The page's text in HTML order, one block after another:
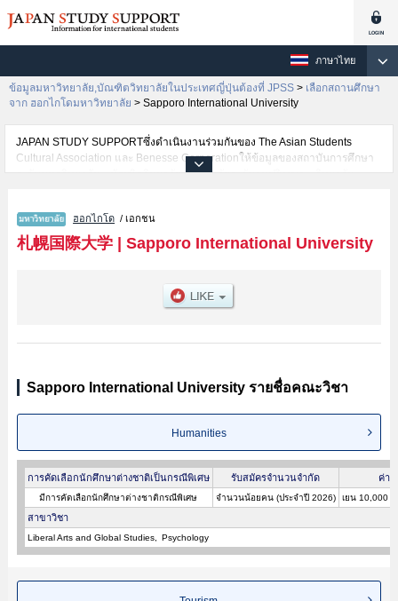
ภาษาไทย
ข้อมูลมหาวิทยาลัย,บัณฑิตวิทยาลัยในประเทศญี่ปุ่นต้องที่ JPSS > เลือกสถานศึกษา
จาก ฮอกไกโดมหาวิทยาลัย > Sapporo International University
JAPAN STUDY SUPPORTซึ่งดำเนินงานร่วมกันของ The Asian Students
Cultural Association และ Benesse Corporationให้ข้อมูลของสถาบันการศึกษา
ระดับมหาวิทยาลัย・บัณฑิตวิทยาลัย・วิทยาลัยระดับอนุปริญญา・วิทยาลัย
นักศึกษาต่างชาติเช่นข้อมูลของแต่ละคณะ,ข้อมูลการสอบคัดเลือกเข้าศึกษาเช่น
จำนวนคนที่รับสมัครหรือจำนวนคนที่ผ่านการสอบคัดเลือกเป็นต้น,แนะนำสถาน
ที่,การเดินทางเป็นต้นไว้ด้วยดังนั้นขอเชิญใช้บริการค้นหาข้อมูลตามอัธยาศัย
ฮอกไกโด / เอกชน
札幌国際大学| Sapporo International University
Sapporo International University รายชื่อคณะวิชา
Humanities
การคัดเลือกนักศึกษาต่างชาติเป็นกรณีพิเศษ รับสมัครจำนวนจำกัด ค่า
มีการคัดเลือกนักศึกษาต่างชาติกรณีพิเศษ จำนวนน้อยคน (ประจำปี 2026) เยน 10,000 (
สาขาวิชา
Liberal Arts and Global Studies Psychology